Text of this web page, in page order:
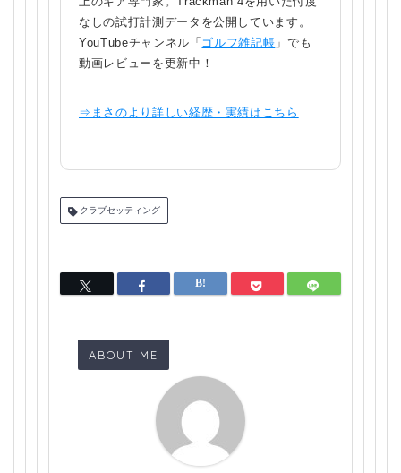
なしの試打計測データを公開しています。
YouTubeチャンネル「 ゴルフ雑記帳 」でも
動画レビューを更新中！
⇒まさのより詳しい経歴・実績はこちら
クラブセッティング
ABOUT ME